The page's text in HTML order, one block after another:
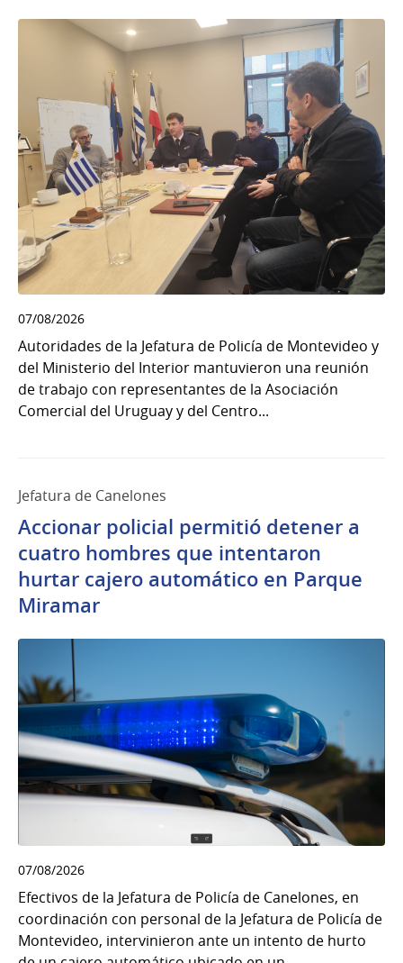
07/08/2026
Autoridades de la Jefatura de Policía de Montevideo y
del Ministerio del Interior mantuvieron una reunión
de trabajo con representantes de la Asociación
Comercial del Uruguay y del Centro...
Jefatura de Canelones
Accionar policial permitió detener a
cuatro hombres que intentaron
hurtar cajero automático en Parque
Miramar
07/08/2026
Efectivos de la Jefatura de Policía de Canelones, en
coordinación con personal de la Jefatura de Policía de
Montevideo, intervinieron ante un intento de hurto